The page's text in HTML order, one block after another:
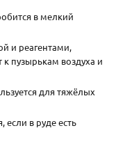
в мелкий
и реагентами,
пузырькам воздуха и
для тяжёлых
если в руде есть